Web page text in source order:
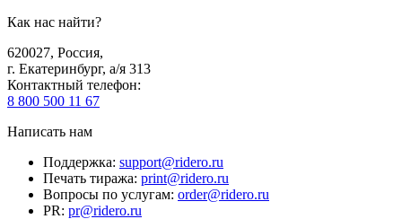
Как нас найти?
620027, Россия,
г. Екатеринбург, а/я 313
Контактный телефон:
8 800 500 11 67
Написать нам
Поддержка: support@ridero.ru
Печать тиража: print@ridero.ru
Вопросы по услугам: order@ridero.ru
PR: pr@ridero.ru